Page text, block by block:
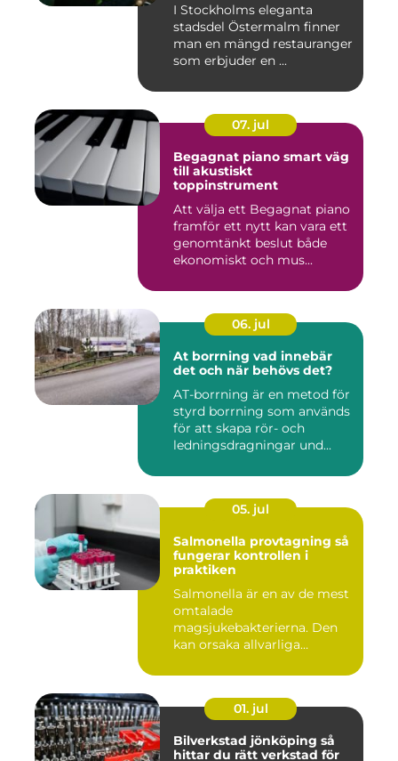
I Stockholms eleganta
stadsdel Östermalm finner
man en mängd restauranger
som erbjuder en ...
07. jul
Begagnat piano smart väg
till akustiskt
toppinstrument
Att välja ett Begagnat piano
framför ett nytt kan vara ett
genomtänkt beslut både
ekonomiskt och mus...
06. jul
At borrning vad innebär
det och när behövs det?
AT-borrning är en metod för
styrd borrning som används
för att skapa rör- och
ledningsdragningar und...
05. jul
Salmonella provtagning så
fungerar kontrollen i
praktiken
Salmonella är en av de mest
omtalade
magsjukebakterierna. Den
kan orsaka allvarliga
01. jul
Bilverkstad jönköping så
hittar du rätt verkstad för